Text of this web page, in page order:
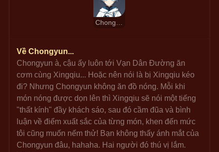
Về Chongyun...
Chongyun à, cậu ấy luôn tới Vạn Dân Đường ăn
cơm cùng Xingqiu... Hoặc nên nói là bị Xingqiu kéo
đi? Nhưng Chongyun không ăn đồ nóng. Mỗi khi
món nóng được dọn lên thì Xingqiu sẽ nói một tiếng
"thất kính" đầy khách sáo, sau đó cầm đũa và bình
luận về điểm xuất sắc của từng món, khen đến mức
tôi cũng muốn nếm thử! Bạn không thấy ánh mắt của
Chongyun đâu, hahaha. Hai người đó thú vị lắm.